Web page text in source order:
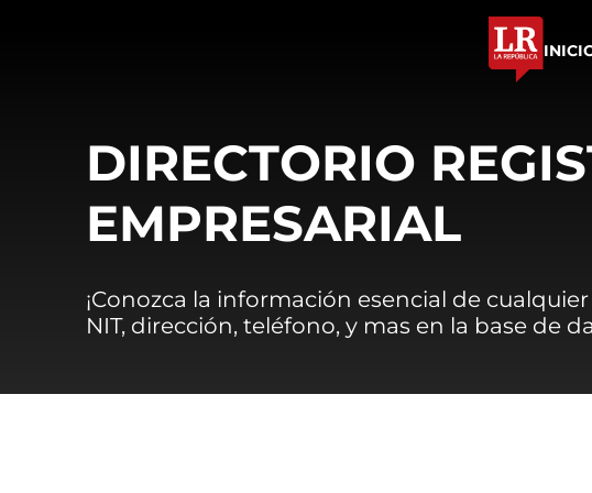
DIRECTORIO
EMPRESARIAL
¡Conozca la información esencial de
NIT, dirección, teléfono, y mas en la base de